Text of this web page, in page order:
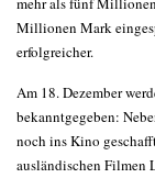
Millionen Mark
erfolgreicher.
Am 18. Dezember
bekanntgegeben:
noch ins Kino
ausländischen Filmen